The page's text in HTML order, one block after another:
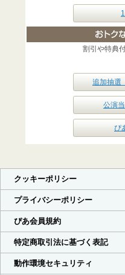
割引や特典
追加抽選
公演
ぴ